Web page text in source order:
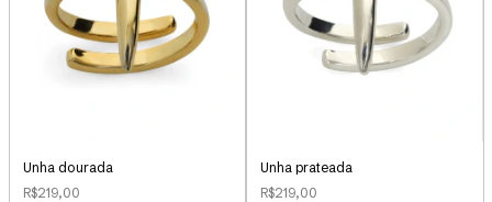
Unha dourada
R$219,00
Unha prateada
R$219,00